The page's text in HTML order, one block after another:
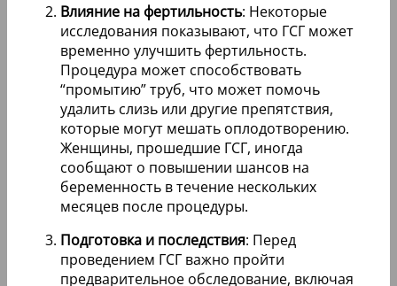
Влияние на фертильность: Некоторые
исследования показывают, что ГСГ может
временно улучшить фертильность.
Процедура может способствовать
“промытию” труб, что может помочь
удалить слизь или другие препятствия,
которые могут мешать оплодотворению.
Женщины, прошедшие ГСГ, иногда
сообщают о повышении шансов на
беременность в течение нескольких
месяцев после процедуры.
Подготовка и последствия: Перед
проведением ГСГ важно пройти
предварительное обследование, включая